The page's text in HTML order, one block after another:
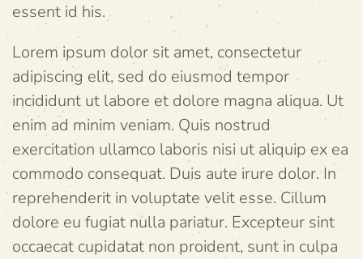
essent id his.
Lorem ipsum dolor sit amet, consectetur
adipiscing elit, sed do eiusmod tempor
incididunt ut labore et dolore magna aliqua. Ut
enim ad minim veniam. Quis nostrud
exercitation ullamco laboris nisi ut aliquip ex ea
commodo consequat. Duis aute irure dolor. In
reprehenderit in voluptate velit esse. Cillum
dolore eu fugiat nulla pariatur. Excepteur sint
occaecat cupidatat non proident, sunt in culpa